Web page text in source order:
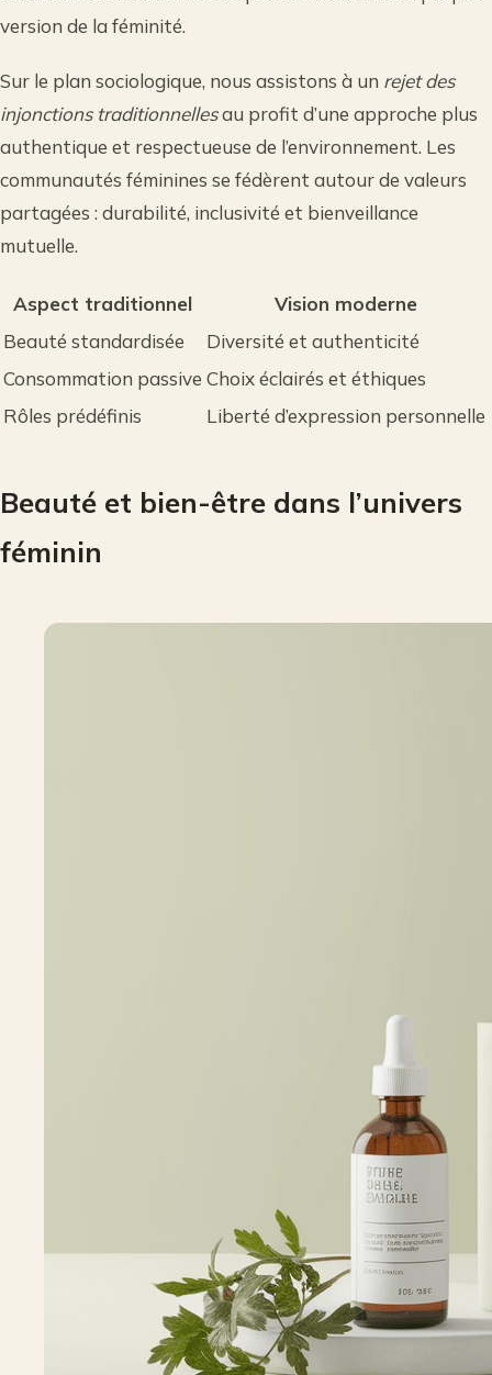
version de la féminité.
Sur le plan sociologique, nous assistons à un rejet des
injonctions traditionnellesau profit d’une approche plus
authentique et respectueuse de l’environnement. Les
communautés féminines se fédèrent autour de valeurs
partagées : durabilité, inclusivité et bienveillance
mutuelle.
Aspect traditionnel
Vision moderne
Beauté standardisée
Diversité et authenticité
Consommation passive Choix éclairés et éthiques
Rôles prédéfinis
Liberté d’expression personnelle
Beauté et bien-être dans l’univers
féminin